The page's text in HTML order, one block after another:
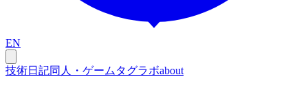
EN
技術日記同人・ゲーム タグラボabout